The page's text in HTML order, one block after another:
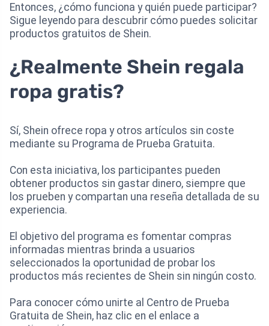
Entonces, ¿cómo funciona y quién puede participar?
Sigue leyendo para descubrir cómo puedes solicitar
productos gratuitos de Shein.
¿Realmente Shein regala
ropa gratis?
Sí, Shein ofrece ropa y otros artículos sin coste
mediante su Programa de Prueba Gratuita.
Con esta iniciativa, los participantes pueden
obtener productos sin gastar dinero, siempre que
los prueben y compartan una reseña detallada de su
experiencia.
El objetivo del programa es fomentar compras
informadas mientras brinda a usuarios
seleccionados la oportunidad de probar los
productos más recientes de Shein sin ningún costo.
Para conocer cómo unirte al Centro de Prueba
Gratuita de Shein, haz clic en el enlace a